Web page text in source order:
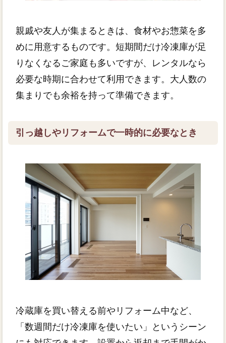
親戚や友人が集まるときは、食材やお惣菜を多
めに用意するものです。短期間だけ冷凍庫が足
りなくなるご家庭も多いですが、レンタルなら
必要な時期に合わせて利用できます。大人数の
集まりでも余裕を持って準備できます。
引っ越しやリフォームで一時的に必要なとき
冷蔵庫を買い替える前やリフォーム中など、
「数週間だけ冷凍庫を使いたい」というシーン